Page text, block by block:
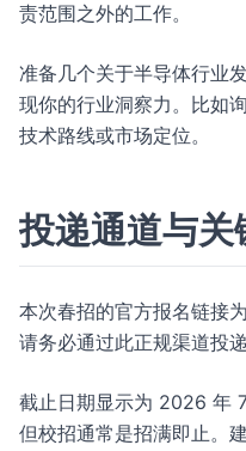
责范围之外的工作。
准备几个关于半导体行业
现你的行业洞察力。比如
技术路线或市场定位。
投递通道与关
本次春招的官方报名链接为
请务必通过此正规渠道投
截止日期显示为 2026 年
但校招通常是招满即止。